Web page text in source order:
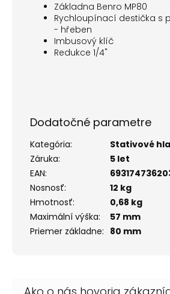
Základna Benro MP80
Rychloupínací destička s
- hřeben
Imbusový klíč
Redukce 1/4"
Dodatočné parametre
Kategória:
Stativové
Záruka:
5 let
EAN:
Nosnosť:
12 kg
Hmotnosť:
0,68 kg
Maximální výška:
57 mm
Priemer základne: 80 mm